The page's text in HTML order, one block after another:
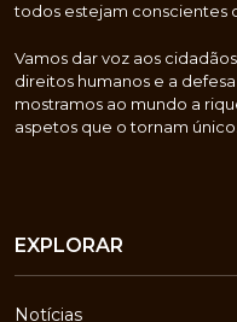
todos estejam conscientes
Vamos dar voz aos
direitos humanos e a
mostramos ao mundo a
aspetos que o tornam único.
EXPLORAR
Notícias